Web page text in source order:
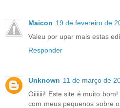
Maicon 19 de fevereiro de
Valeu por upar mais estas
Responder
Unknown 11 de março de
Oiiiiiii! Este site é muito
com meus pequenos sobre